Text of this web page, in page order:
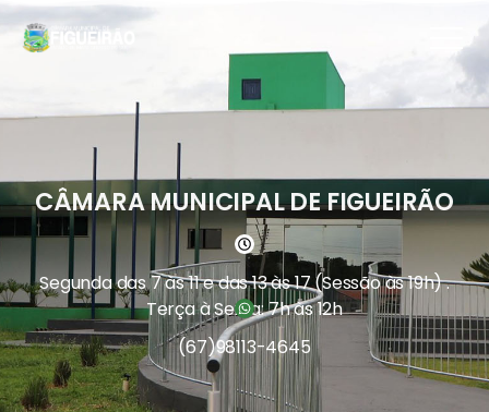
CÂMARA MUNICIPAL DE FIGUEIRÃO
Segunda das 7 às 11 e das 13 às 17 (Sessão às 19h) .
Terça à Sexta: 7h às 12h
(67)98113-4645